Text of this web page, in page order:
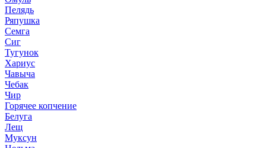
Пелядь
Ряпушка
Семга
Сиг
Тугунок
Хариус
Чавыча
Чебак
Чир
Горячее копчение
Белуга
Лещ
Муксун